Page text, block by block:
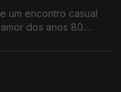
um encontro casual
dos anos 80.